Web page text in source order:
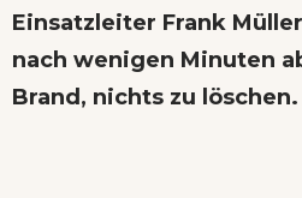
Einsatzleiter Frank
nach wenigen Minuten
Brand, nichts zu löschen.